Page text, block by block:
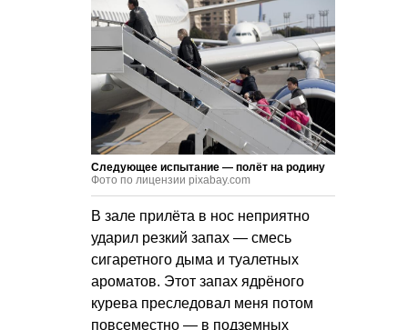
Следующее испытание — полёт на родину
Фото по лицензии pixabay.com
В зале прилёта в нос неприятно
ударил резкий запах — смесь
сигаретного дыма и туалетных
ароматов. Этот запах ядрёного
курева преследовал меня потом
повсеместно — в подземных